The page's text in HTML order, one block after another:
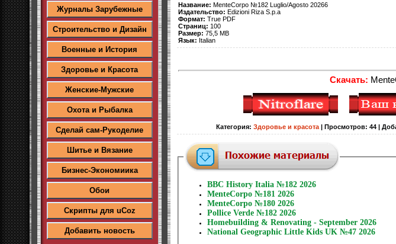
Журналы Зарубежные
Строительство и Дизайн
Военные и История
Здоровье и Красота
Женские-Мужские
Охота и Рыбалка
Сделай сам-Рукоделие
Шитье и Вязание
Бизнес-Экономиика
Обои
Скрипты для uCoz
Добавить новость
Название: MenteCorpo №182 Luglio/Agosto 20266
Издательство: Edizioni Riza S.p.a
Формат: True PDF
Страниц: 100
Размер: 75,5 MB
Язык: Italian
Скачать:
Категория: Здоровье и красота Просмотров: 44
BBC History Italia №182 2026
MenteCorpo №181 2026
MenteCorpo №180 2026
Pollice Verde №182 2026
Homebuilding & Renovating - September 2026
National Geographic Little Kids UK №47 2026